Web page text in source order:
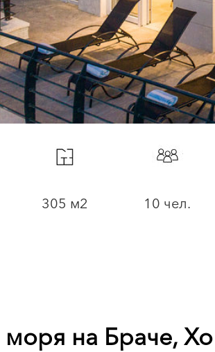
305 м2 10 чел.
моря на Браче,